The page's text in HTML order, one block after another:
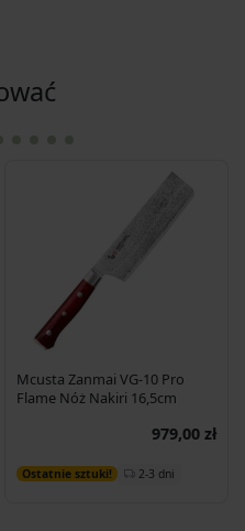
Mcusta Zanmai VG-10 Pro
Flame Nóż Nakiri 16,5cm
979,00 zł
Ostatnie sztuki! 2-3 dni
Dodaj do koszyka